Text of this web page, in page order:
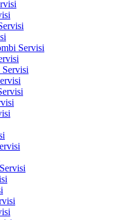
Servisi